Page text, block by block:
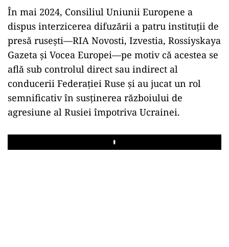
În mai 2024, Consiliul Uniunii Europene a
dispus interzicerea difuzării a patru instituții de
presă rusești—RIA Novosti, Izvestia, Rossiyskaya
Gazeta și Vocea Europei—pe motiv că acestea se
află sub controlul direct sau indirect al
conducerii Federației Ruse și au jucat un rol
semnificativ în susținerea războiului de
agresiune al Rusiei împotriva Ucrainei.
Play